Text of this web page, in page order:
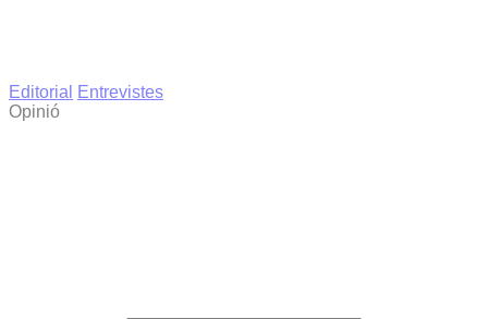
Editorial
Entrevistes
Opinió